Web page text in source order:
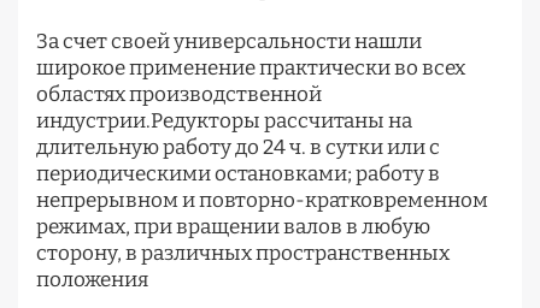
За счет своей универсальности нашли
широкое применение практически во всех
областях производственной
индустрии.Редукторы рассчитаны на
длительную работу до 24 ч. в сутки или с
периодическими остановками; работу в
непрерывном и повторно-кратковременном
режимах, при вращении валов в любую
сторону, в различных пространственных
положения